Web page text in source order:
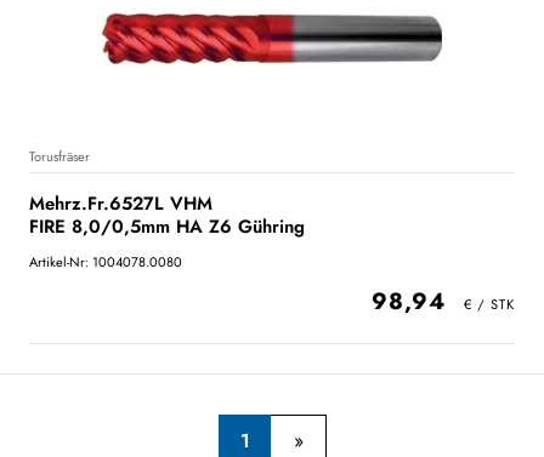
Torusfräser
Mehrz.Fr.6527L VHM
FIRE 8,0/0,5mm HA Z6 Gühring
Artikel-Nr: 1004078.0080
98,94
1